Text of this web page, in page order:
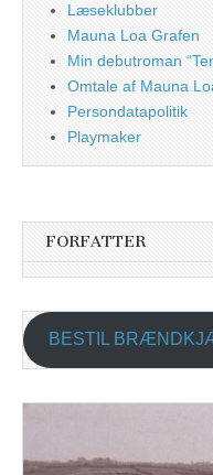
Læseklubber
Mauna Loa Grafen
Min debutroman
Omtale af Mauna
Persondatapolitik
Playmaker
FORFATTER
BESTIL